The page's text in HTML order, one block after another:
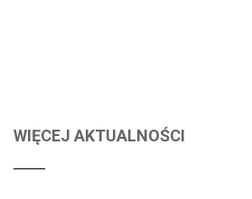
WIĘCEJ AKTUALNOŚCI